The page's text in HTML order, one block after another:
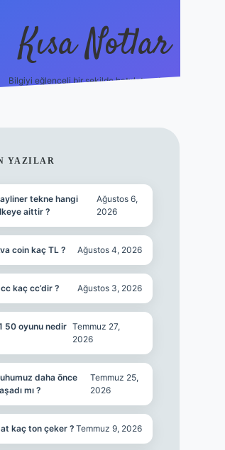
Kısa Notlar
Bilgiyi eğlenceli bir şekilde hatırlatan durak.
YAZILAR
tekne hangi
aittir ?
Ağustos 6,
2026
coin kaç TL ? Ağustos 4, 2026
kaç cc’dir ? Ağustos 3, 2026
50 oyunu nedir Temmuz 27,
2026
daha önce
mı ?
Temmuz 25,
2026
at kaç ton çeker ? Temmuz 9, 2026